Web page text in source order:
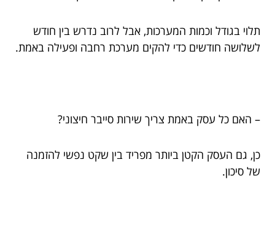
תלוי בגודל וכמות המערכות, אבל לרוב נדרש בין חודש
לשלושה חודשים כדי להקים מערכת רחבה ופעילה באמת.
– האם כל עסק באמת צריך שירות סייבר חיצוני?
כן, גם העסק הקטן ביותר מפריד בין שקט נפשי להזמנה
של סיכון.